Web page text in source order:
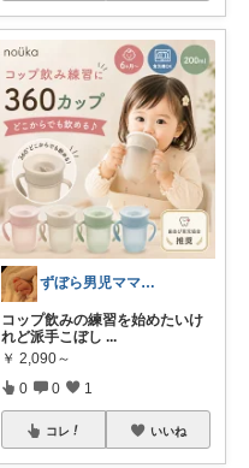
ずぼら男児ママの時短便利グッズROOM
コップ飲みの練習を始めたいけ
れど派手こぼし ...
￥ 2,090～
0 0 1
コレ いいね